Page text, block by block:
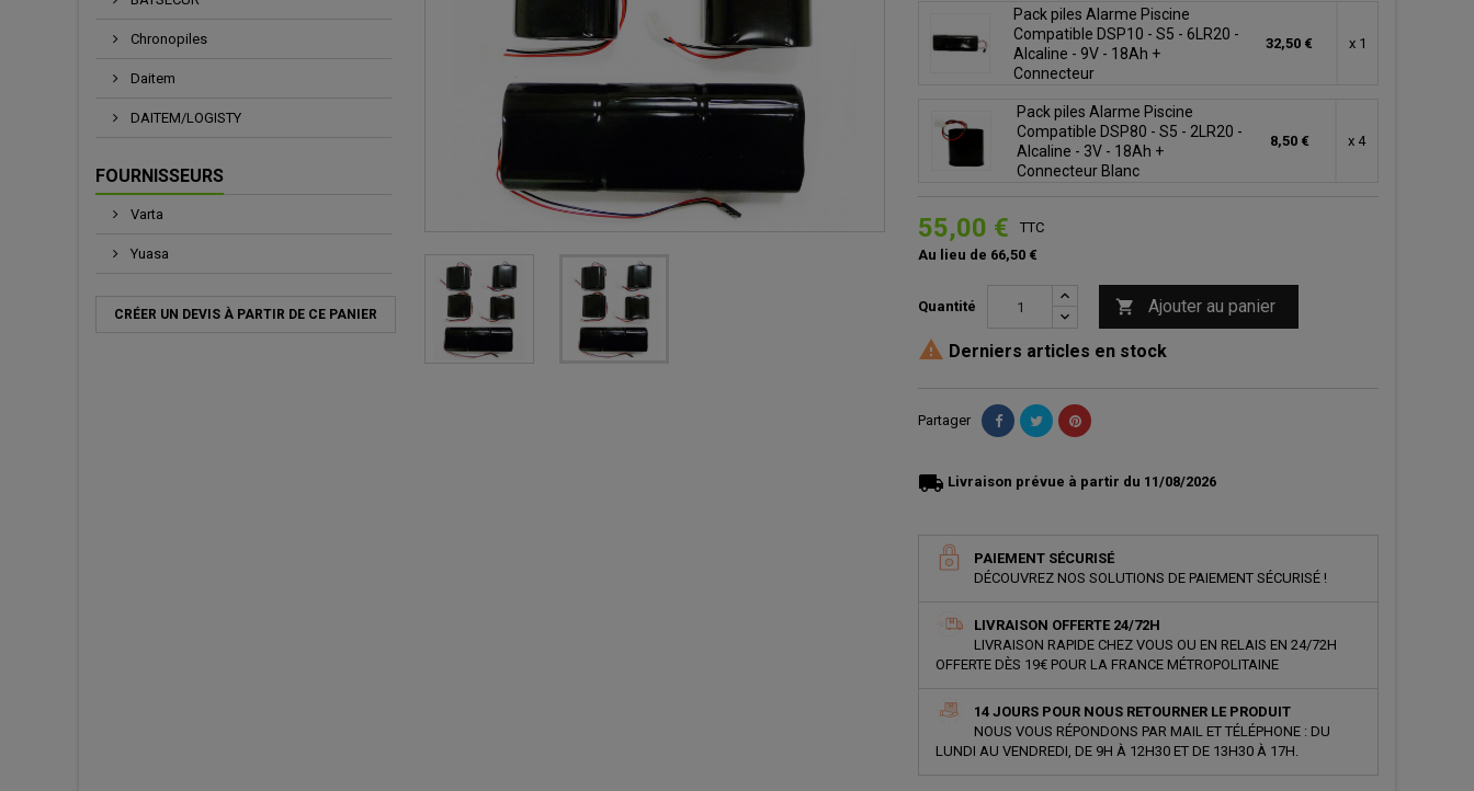
Chronopiles
Daitem
DAITEM/LOGISTY
FOURNISSEURS
Varta
Yuasa
CRÉER UN DEVIS À PARTIR DE CE PANIER
Pack piles Alarme Piscine
Compatible DSP10 - S5 - 6LR20 -
Alcaline - 9V - 18Ah +
Connecteur
32,50 € x 1
Pack piles Alarme Piscine
Compatible DSP80 - S5 - 2LR20 -
Alcaline - 3V - 18Ah +
Connecteur Blanc
8,50 € x 4
55,00 €
TTC
Au lieu de 66,50 €
Quantité  Ajouter au panier
 Derniers articles en stock
Partager
local_shipping Livraison prévue à partir du 11/08/2026
PAIEMENT SÉCURISÉ
DÉCOUVREZ NOS SOLUTIONS DE PAIEMENT SÉCURISÉ !
LIVRAISON OFFERTE 24/72H
LIVRAISON RAPIDE CHEZ VOUS OU EN RELAIS EN 24/72H
OFFERTE DÈS 19€ POUR LA FRANCE MÉTROPOLITAINE
14 JOURS POUR NOUS RETOURNER LE PRODUIT
NOUS VOUS RÉPONDONS PAR MAIL ET TÉLÉPHONE : DU
LUNDI AU VENDREDI, DE 9H À 12H30 ET DE 13H30 À 17H.